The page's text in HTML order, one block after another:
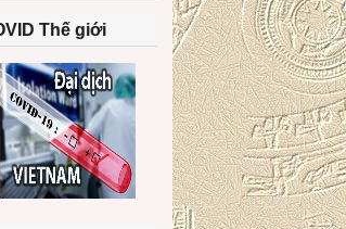
Thế giới